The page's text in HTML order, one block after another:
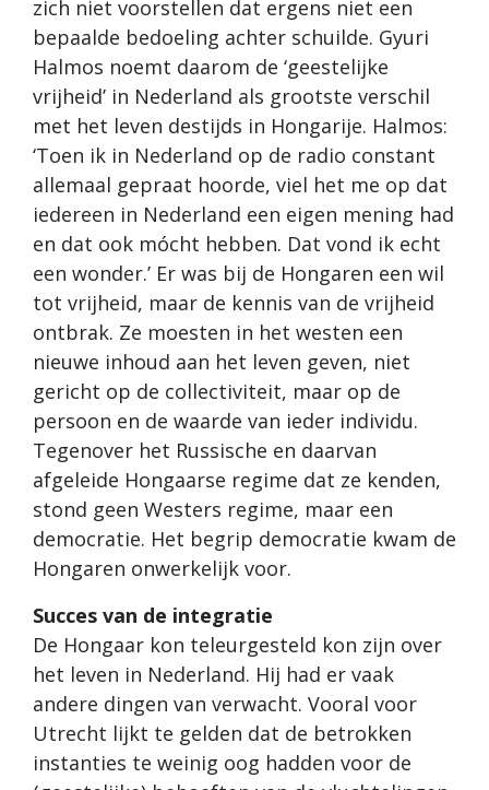
zich niet voorstellen dat ergens niet een
bepaalde bedoeling achter schuilde. Gyuri
Halmos noemt daarom de ‘geestelijke
vrijheid’ in Nederland als grootste verschil
met het leven destijds in Hongarije. Halmos:
‘Toen ik in Nederland op de radio constant
allemaal gepraat hoorde, viel het me op dat
iedereen in Nederland een eigen mening had
en dat ook mócht hebben. Dat vond ik echt
een wonder.’ Er was bij de Hongaren een wil
tot vrijheid, maar de kennis van de vrijheid
ontbrak. Ze moesten in het westen een
nieuwe inhoud aan het leven geven, niet
gericht op de collectiviteit, maar op de
persoon en de waarde van ieder individu.
Tegenover het Russische en daarvan
afgeleide Hongaarse regime dat ze kenden,
stond geen Westers regime, maar een
democratie. Het begrip democratie kwam de
Hongaren onwerkelijk voor.
Succes van de integratie
De Hongaar kon teleurgesteld kon zijn over
het leven in Nederland. Hij had er vaak
andere dingen van verwacht. Vooral voor
Utrecht lijkt te gelden dat de betrokken
instanties te weinig oog hadden voor de